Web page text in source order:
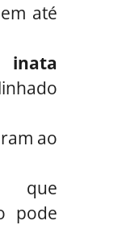
até
ao
que
pode